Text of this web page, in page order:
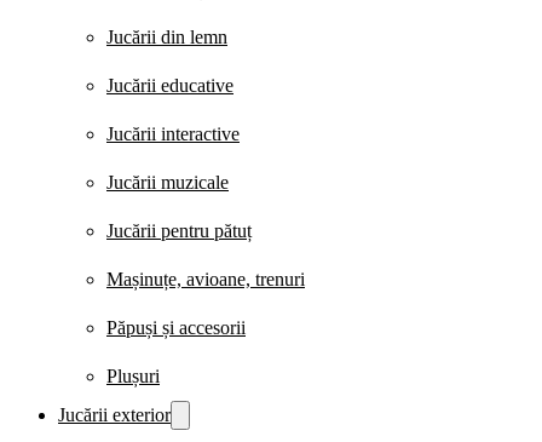
Jucării din lemn
Jucării educative
Jucării interactive
Jucării muzicale
Jucării pentru pătuț
Mașinuțe, avioane, trenuri
Păpuși și accesorii
Plușuri
Jucării exterior